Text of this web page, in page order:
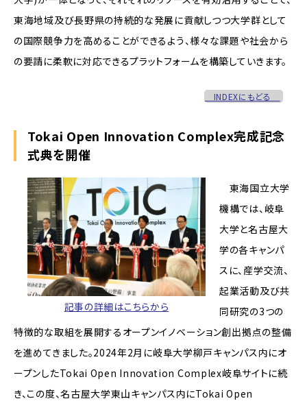
東海地域及び長野県の持続的な発展に貢献しつつ大学群として
の国際競争力を高めることができるよう、様々な課題や社会から
の要請に柔軟に対応できるプラットフォームを構築していきます。
INDEXにもどる
Tokai Open Innovation Complex完成記念
式典を開催
記事の詳細はこちらから
東海国立大学
機構では、岐阜
大学と名古屋大
学の各キャンパ
スに、産学交流、
起業活動及び共
同研究の3つの
特徴的な取組を展開するオープンイノベーション創出拠点の整備
を進めてきました。2024年2月に岐阜大学柳戸キャンパス内にオ
ープンしたTokai Open Innovation Complex岐阜サイトに続
き、この度、名古屋大学東山キャンパス内にTokai Open